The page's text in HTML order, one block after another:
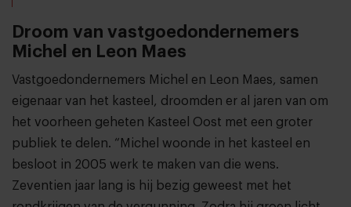
Droom van vastgoedondernemers
Michel en Leon Maes
Vastgoedondernemers Michel en Leon Maes, samen
eigenaar van het kasteel, droomden er al jaren van om
het voorheen geheten Kasteel Oost met een groter
publiek te delen. “Michel woonde in het kasteel en
besloot in 2005 werk te maken van die wens.
Zeventien jaar lang is hij bezig geweest met het